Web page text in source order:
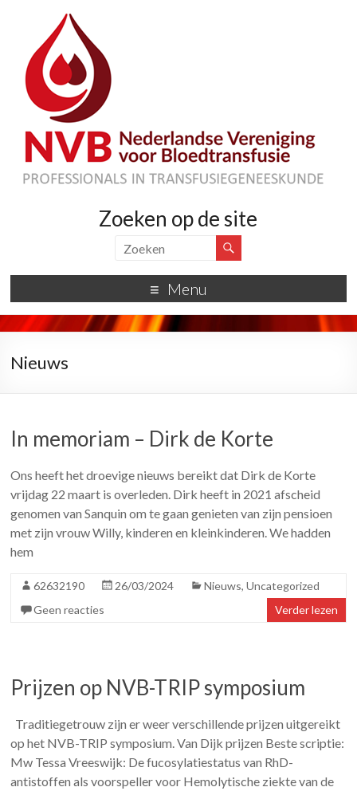
Zoeken op de site
Menu
Nieuws
In memoriam – Dirk de Korte
Ons heeft het droevige nieuws bereikt dat Dirk de Korte
vrijdag 22 maart is overleden. Dirk heeft in 2021 afscheid
genomen van Sanquin om te gaan genieten van zijn pensioen
met zijn vrouw Willy, kinderen en kleinkinderen. We hadden
hem
62632190 26/03/2024 Nieuws,Uncategorized
Geen reacties
Verder lezen
Prijzen op NVB-TRIP symposium
Traditiegetrouw zijn er weer verschillende prijzen uitgereikt
op het NVB-TRIP symposium. Van Dijk prijzen Beste scriptie:
Mw Tessa Vreeswijk: De fucosylatiestatus van RhD-
antistoffen als voorspeller voor Hemolytische ziekte van de